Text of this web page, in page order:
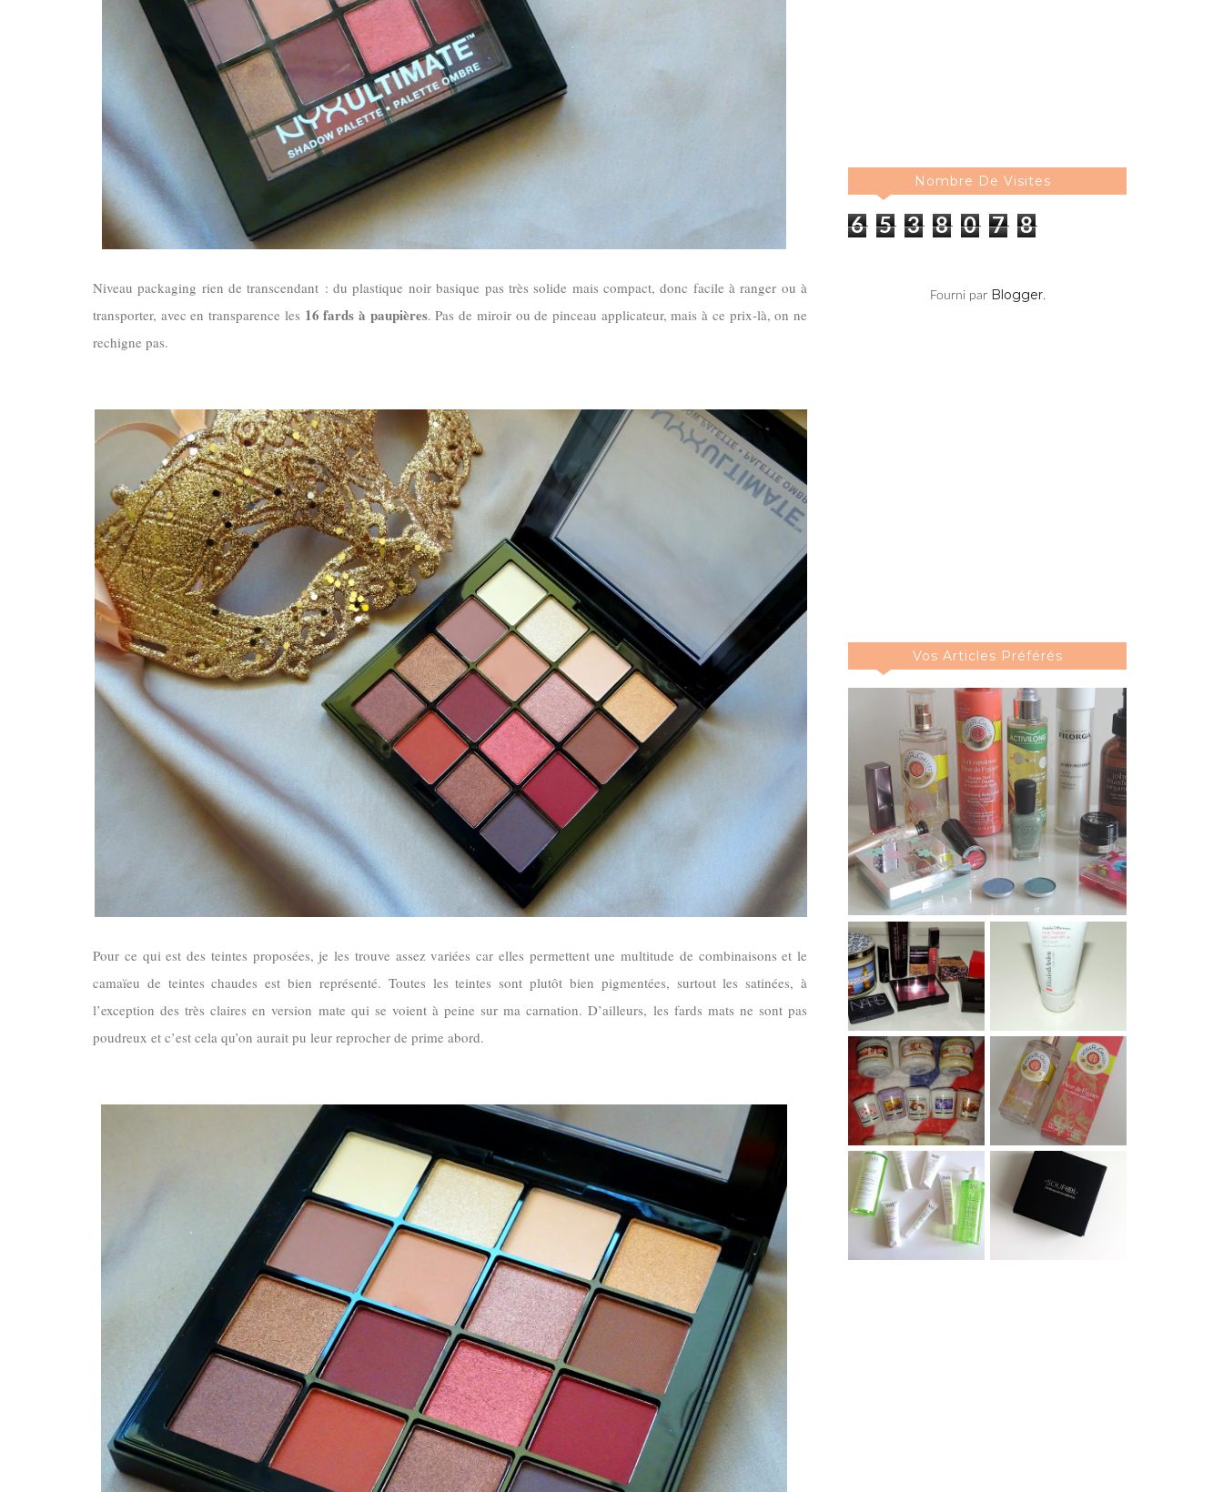
Niveau packaging rien de transcendant : du plastique noir basique pas très solide mais compact, donc facile à ranger ou à
transporter, avec en transparence les 16 fards à paupières. Pas de miroir ou de pinceau applicateur, mais à ce prix-là, on ne
rechigne pas.
Pour ce qui est des teintes proposées, je les trouve assez variées car elles permettent une multitude de combinaisons et le
camaïeu de teintes chaudes est bien représenté. Toutes les teintes sont plutôt bien pigmentées, surtout les satinées, à
l’exception des très claires en version mate qui se voient à peine sur ma carnation. D’ailleurs, les fards mats ne sont pas
poudreux et c’est cela qu’on aurait pu leur reprocher de prime abord.
Nombre De Visites
6 5 3 8 0 7 9
Fourni par Blogger.
Vos Articles Préférés